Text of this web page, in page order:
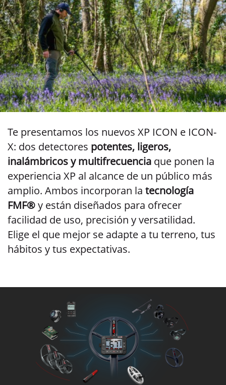
Te presentamos los nuevos XP ICON e ICON-
X: dos detectores potentes, ligeros,
inalámbricos y multifrecuencia que ponen la
experiencia XP al alcance de un público más
amplio. Ambos incorporan la tecnología
FMF®y están diseñados para ofrecer
facilidad de uso, precisión y versatilidad.
Elige el que mejor se adapte a tu terreno, tus
hábitos y tus expectativas.